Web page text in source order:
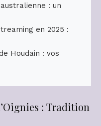
: un
en 2025 :
Houdain : vos
: Tradition